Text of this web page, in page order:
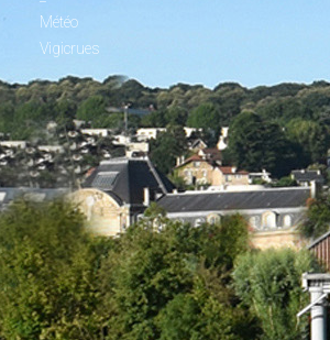
Météo
Vigicrues